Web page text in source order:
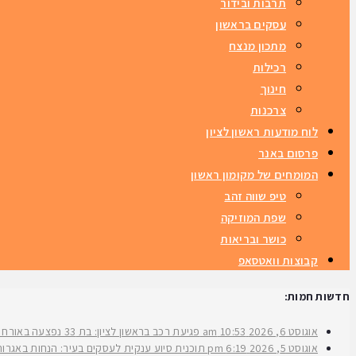
עסקים בראשון
מתכון מנצח
רכילות
חינוך
צרכנות
לוח מודעות ראשון לציון
פרסום באנר
המומחים של מקומון ראשון
טיפ שווה זהב
שפת המוזיקה
כושר ובריאות
קבוצות וואטסאפ
חדשות חמות:
אוגוסט 6, 2026 10:53 am
פגיעת רכב בראשון לציון: בת 33 נפצעה באורח בינוני ברחוב ירושלים
אוגוסט 5, 2026
6:19 pm
תוכנית סיוע ענקית לעסקים בעיר: הנחות